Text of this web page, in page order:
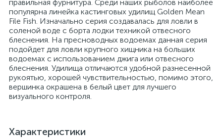
правильная фурнитура. Среди наших рыболов наиболее
популярна линейка кастинговых удилищ Golden Mean
File Fish. Изначально серия создавалась для ловли в
соленой воде с борта лодки техникой отвесного
блеснения. На пресноводных водоемах данная серия
подойдет для ловли крупного хищника на больших
водоемах с использованием джига или отвесного
блеснения. Удилища отличаются удобной разнесенной
рукоятью, хорошей чувствительностью, помимо этого,
вершинка окрашена в белый цвет для лучшего
визуального контроля.
Характеристики